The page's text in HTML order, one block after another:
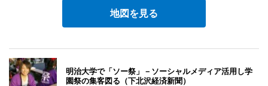
地図を見る
明治大学で「ソー祭」－ソーシャルメディア活用し学
園祭の集客図る（下北沢経済新聞）